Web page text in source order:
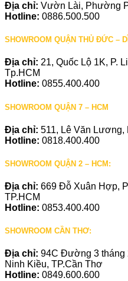
Địa chỉ: Vườn Lài, Phường
Hotline: 0886.500.500
SHOWROOM QUẬN THỦ ĐỨC –
Địa chỉ: 21, Quốc Lộ 1K, P.
Tp.HCM
Hotline: 0855.400.400
SHOWROOM QUẬN 7 – HCM
Địa chỉ: 511, Lê Văn Lương,
Hotline: 0818.400.400
SHOWROOM QUẬN 2 – HCM:
Địa chỉ: 669 Đỗ Xuân Hợp,
TP.HCM
Hotline: 0853.400.400
SHOWROOM CẦN THƠ:
Địa chỉ: 94C Đường 3 tháng
Ninh Kiều, TP.Cần Thơ
Hotline: 0849.600.600